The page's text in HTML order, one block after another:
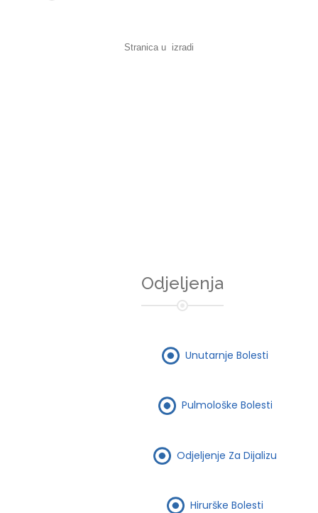
Stranica u izradi
Odjeljenja
Unutarnje Bolesti
Pulmološke Bolesti
Odjeljenje Za Dijalizu
Hirurške Bolesti